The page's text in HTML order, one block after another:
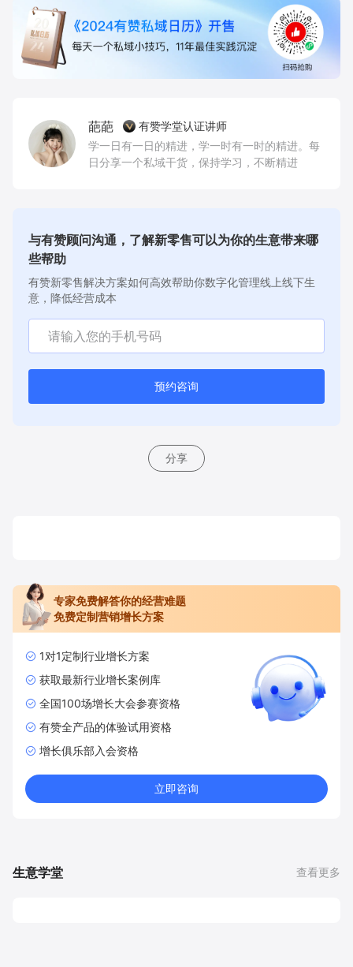
葩葩
有赞学堂认证讲师
学一日有一日的精进，学一时有一时的精进。每
日分享一个私域干货，保持学习，不断精进
与有赞顾问沟通，了解新零售可以为你的生意带来哪
些帮助
有赞新零售解决方案如何高效帮助你数字化管理线上线下生
意，降低经营成本
预约咨询
分享
专家免费解答你的经营难题
免费定制营销增长方案
1对1定制行业增长方案
获取最新行业增长案例库
全国100场增长大会参赛资格
有赞全产品的体验试用资格
增长俱乐部入会资格
立即咨询
生意学堂 查看更多